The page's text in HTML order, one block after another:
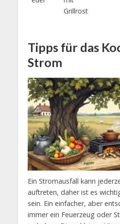
Grillrost
Tipps für das
Strom
Ein Stromausfall kann
auftreten, daher ist es
sein. Ein einfacher, aber
immer ein Feuerzeug oder